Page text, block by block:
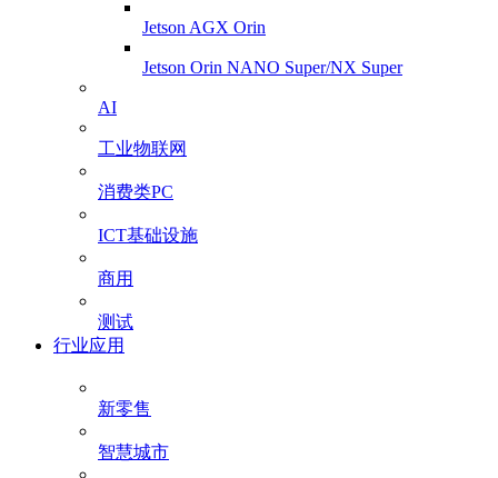
Jetson AGX Orin
Jetson Orin NANO Super/NX Super
AI
工业物联网
消费类PC
ICT基础设施
商用
测试
行业应用
新零售
智慧城市